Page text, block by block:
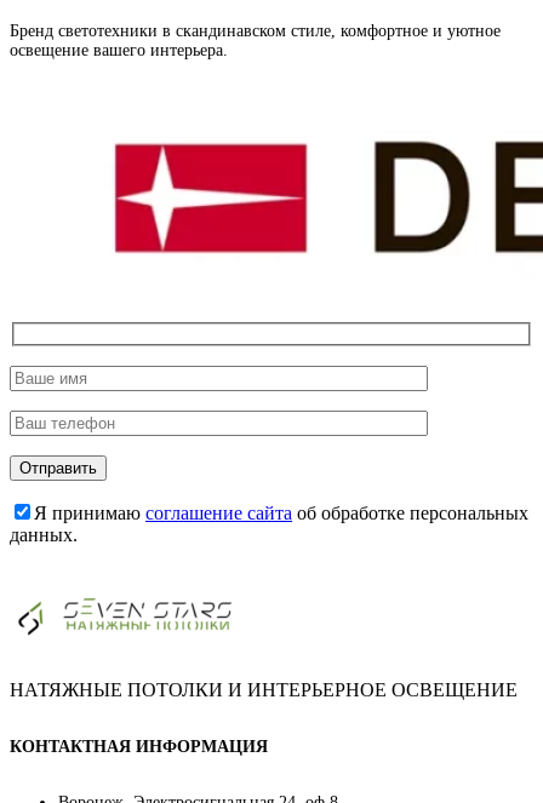
Бренд светотехники в скандинавском стиле, комфортное и уютное
освещение вашего интерьера.
Я принимаю соглашение сайта об обработке персональных
данных.
НАТЯЖНЫЕ ПОТОЛКИ И ИНТЕРЬЕРНОЕ ОСВЕЩЕНИЕ
КОНТАКТНАЯ ИНФОРМАЦИЯ